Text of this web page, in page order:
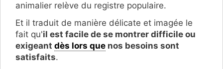
animalier relève du registre populaire.
Et il traduit de manière délicate et imagée le
fait qu'il est facile de se montrer difficile ou
exigeant dès lors que nos besoins sont
satisfaits.